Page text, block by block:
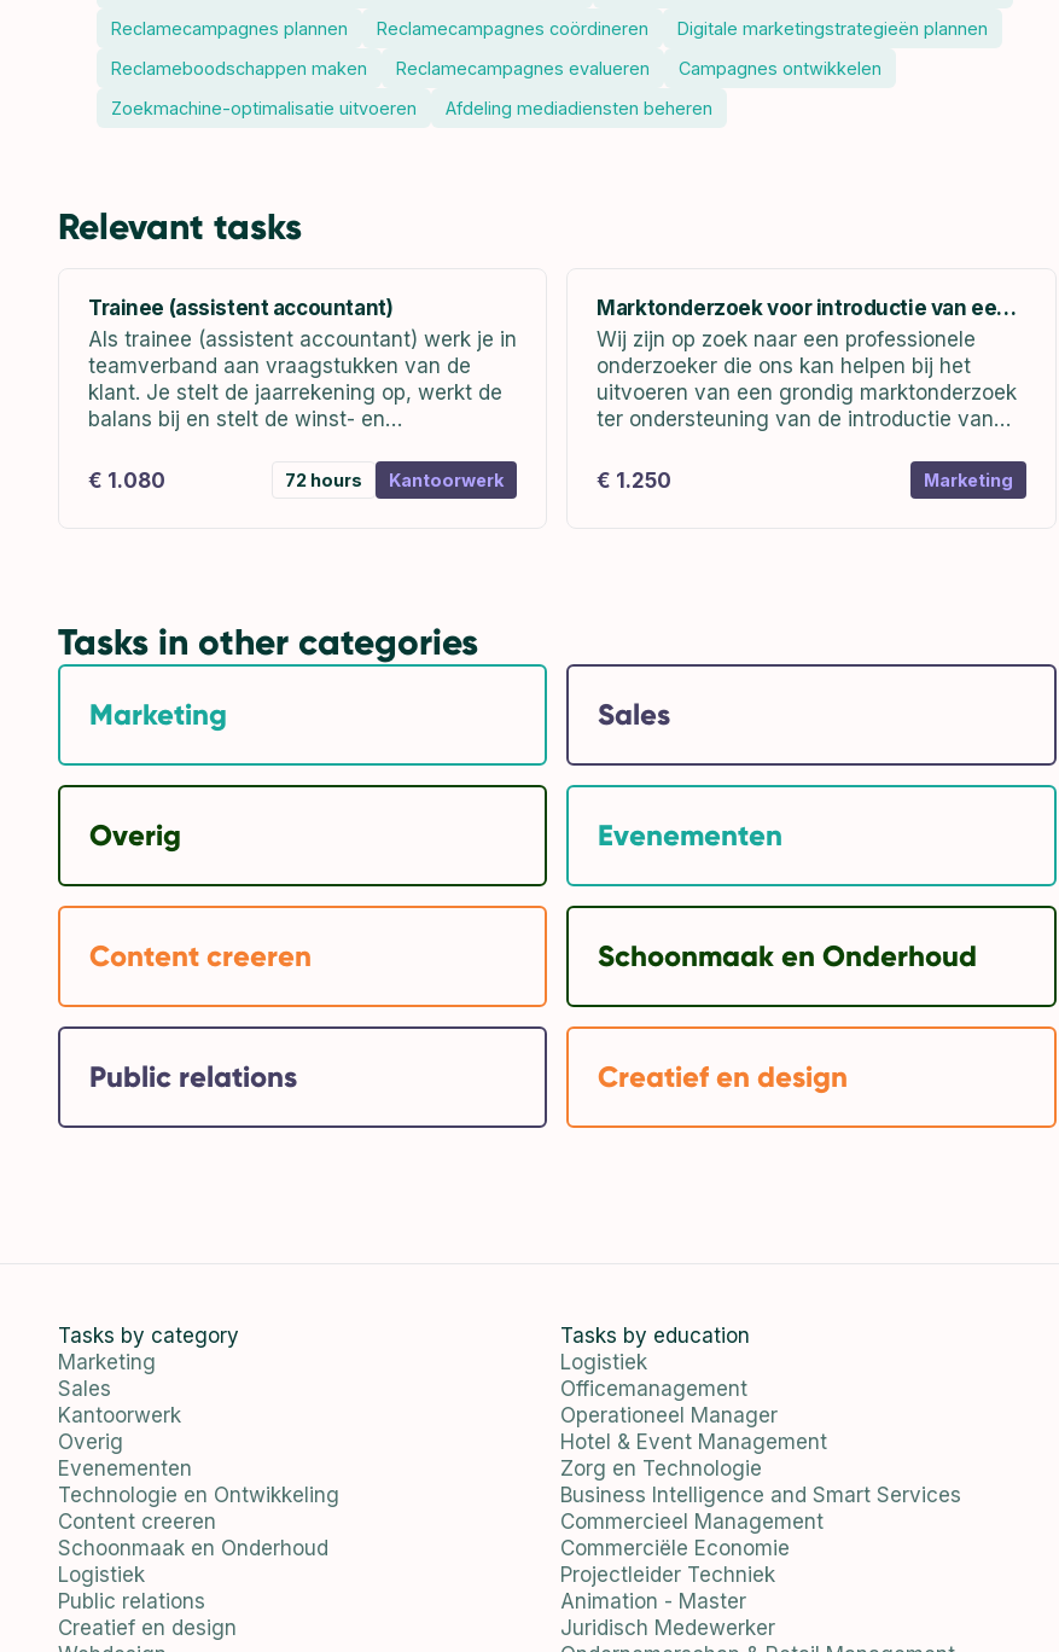
Reclamecampagnes plannen
Reclamecampagnes coördineren
Digitale marketingstrategieën plannen
Reclameboodschappen maken
Reclamecampagnes evalueren
Campagnes ontwikkelen
Zoekmachine-optimalisatie uitvoeren
Afdeling mediadiensten beheren
Relevant tasks
Trainee (assistent accountant)
Als trainee (assistent accountant) werk je in
teamverband aan vraagstukken van de
klant. Je stelt de jaarrekening op, werkt de
balans bij en stelt de winst- en
de financiële administratie. Mochten er...
€ 1.080 72 hours Kantoorwerk
Marktonderzoek voor introductie van een
nieuw product
Wij zijn op zoek naar een professionele
onderzoeker die ons kan helpen bij het
uitvoeren van een grondig marktonderzoek
ter ondersteuning van de introductie van
onderzoek is om inzicht te krijgen in de...
€ 1.250 Marketing
Tasks in other categories
Marketing Sales
Overig Evenementen
Content creeren Schoonmaak en Onderhoud
Public relations Creatief en design
Tasks by category
Marketing
Sales
Kantoorwerk
Overig
Evenementen
Technologie en Ontwikkeling
Content creeren
Schoonmaak en Onderhoud
Logistiek
Public relations
Creatief en design
Tasks by education
Logistiek
Officemanagement
Operationeel Manager
Hotel & Event Management
Zorg en Technologie
Business Intelligence and Smart Services
Commercieel Management
Commerciële Economie
Projectleider Techniek
Animation - Master
Juridisch Medewerker